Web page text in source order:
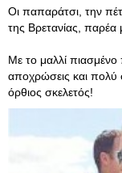
Οι παπαράτσι, την
της Βρετανίας, παρέα
Με το μαλλί
αποχρώσεις και πολύ
όρθιος σκελετός!